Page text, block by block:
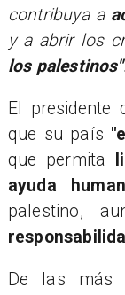
contribuya a
y a abrir los
los
El presidente
que su país
que permita
ayuda
palestino,
De las más